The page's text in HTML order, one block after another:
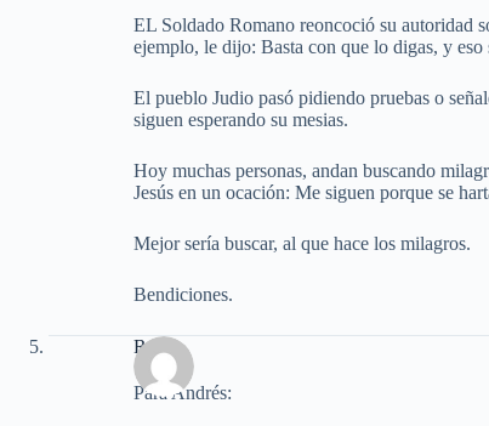
EL Soldado Romano reoncoció su autoridad
ejemplo, le dijo: Basta con que lo digas, y
El pueblo Judio pasó pidiendo pruebas o
siguen esperando su mesias.
Hoy muchas personas, andan buscando
Jesús en un ocación: Me siguen porque se
Mejor sería buscar, al que hace los milagros.
Bendiciones.
Rubén
Para Andrés: